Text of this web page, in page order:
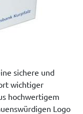
sichere und
wichtiger
hochwertigem
Logo